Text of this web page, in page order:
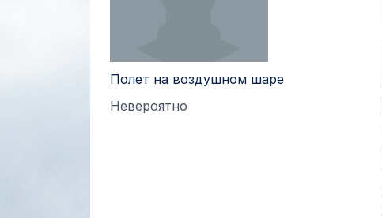
Полет на воздушном шаре
Невероятно